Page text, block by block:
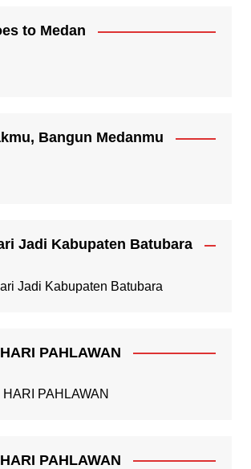
to Medan
Bangun Medanmu
Jadi Kabupaten Batubara
PAHLAWAN
PAHLAWAN